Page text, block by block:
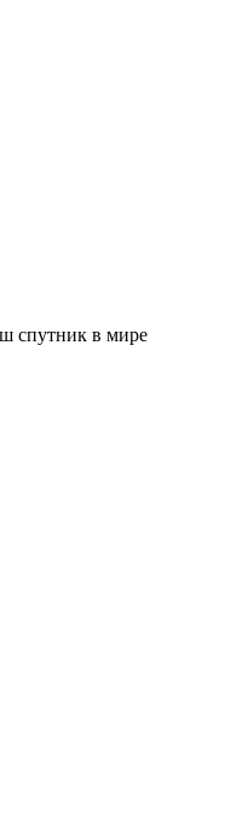
спутник в мире